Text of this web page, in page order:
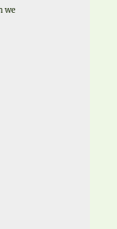
we